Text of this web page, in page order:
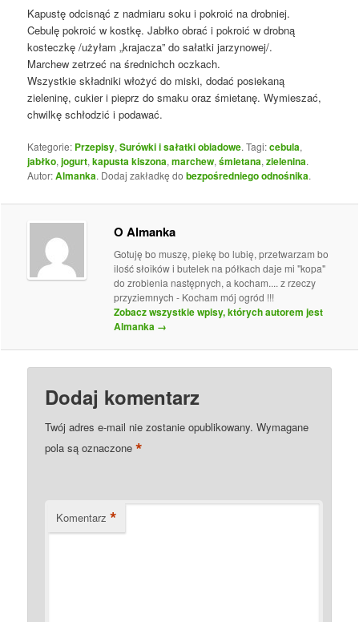
Kapustę odcisnąć z nadmiaru soku i pokroić na drobniej.
Cebulę pokroić w kostkę. Jabłko obrać i pokroić w drobną
kosteczkę /użyłam „krajacza” do sałatki jarzynowej/.
Marchew zetrzeć na średnichch oczkach.
Wszystkie składniki włożyć do miski, dodać posiekaną
zieleninę, cukier i pieprz do smaku oraz śmietanę. Wymieszać,
chwilkę schłodzić i podawać.
Kategorie: Przepisy,Surówki i sałatki obiadowe. Tagi:cebula,
jabłko,jogurt,kapusta kiszona,marchew,śmietana,zielenina.
Autor:Almanka. Dodaj zakładkę dobezpośredniego odnośnika.
O Almanka
Gotuję bo muszę, piekę bo lubię, przetwarzam bo
ilość słoików i butelek na półkach daje mi "kopa"
do zrobienia następnych, a kocham.... z rzeczy
przyziemnych - Kocham mój ogród !!!
Zobacz wszystkie wpisy, których autorem jest
Almanka →
Dodaj komentarz
Twój adres e-mail nie zostanie opublikowany. Wymagane
pola są oznaczone*
Komentarz *